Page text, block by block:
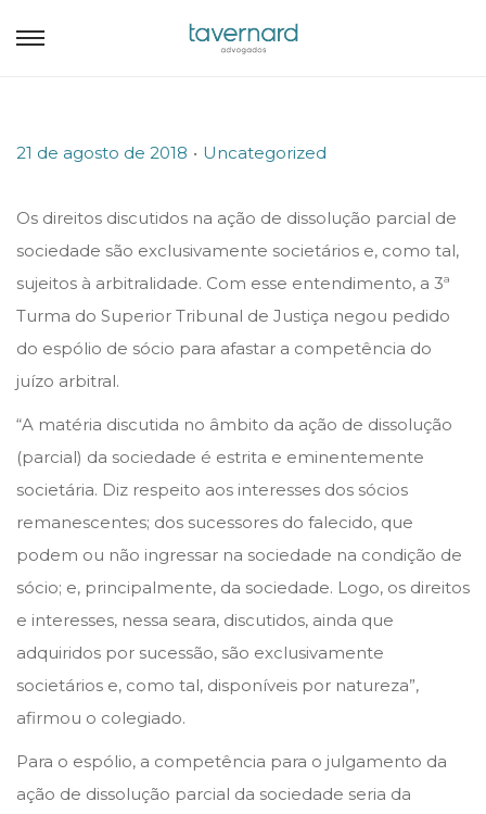
P
s
t
e
d
o
n
21 de agosto de 2018 . P
s
t
e
d
i
Uncategorized
Os direitos discutidos na ação de dissolução parcial de
sociedade são exclusivamente societários e, como tal,
sujeitos à arbitralidade. Com esse entendimento, a 3ª
Turma do Superior Tribunal de Justiça negou pedido
do espólio de sócio para afastar a competência do
juízo arbitral.
“A matéria discutida no âmbito da ação de dissolução
(parcial) da sociedade é estrita e eminentemente
societária. Diz respeito aos interesses dos sócios
remanescentes; dos sucessores do falecido, que
podem ou não ingressar na sociedade na condição de
sócio; e, principalmente, da sociedade. Logo, os direitos
e interesses, nessa seara, discutidos, ainda que
adquiridos por sucessão, são exclusivamente
societários e, como tal, disponíveis por natureza”,
afirmou o colegiado.
Para o espólio, a competência para o julgamento da
ação de dissolução parcial da sociedade seria da